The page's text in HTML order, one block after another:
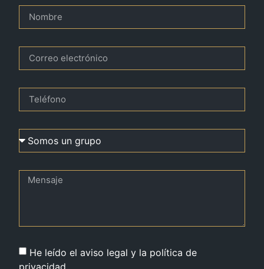
He leído el aviso legal y la política de
privacidad